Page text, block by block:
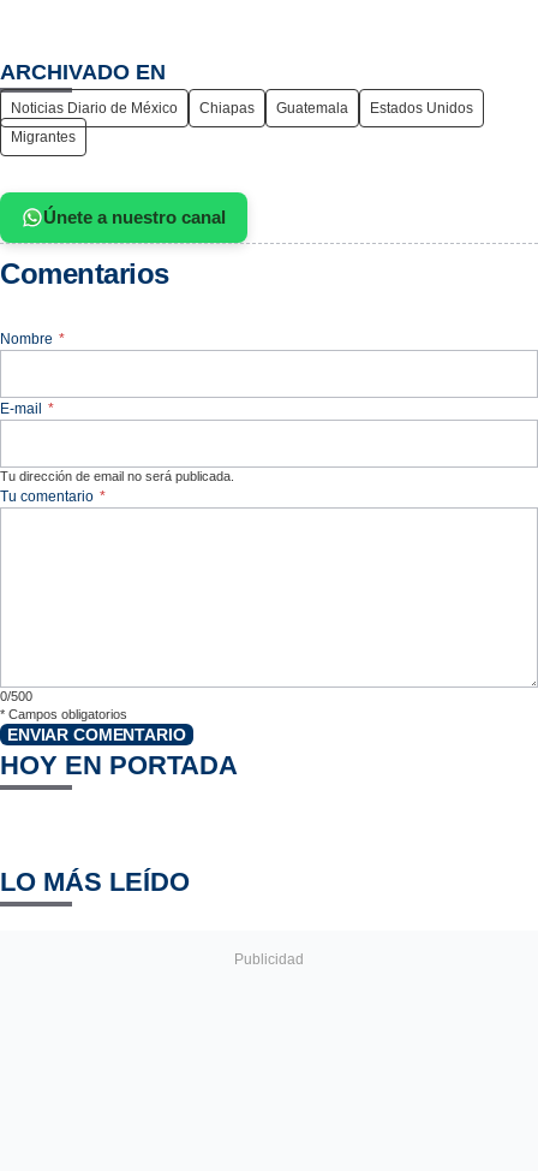
ARCHIVADO EN
Noticias Diario de México Chiapas Guatemala
Estados Unidos
Migrantes
Únete a nuestro canal
Comentarios
Nombre *
E-mail *
Tu dirección de email no será publicada.
Tu comentario *
0/500
* Campos obligatorios
ENVIAR COMENTARIO
HOY EN PORTADA
LO MÁS LEÍDO